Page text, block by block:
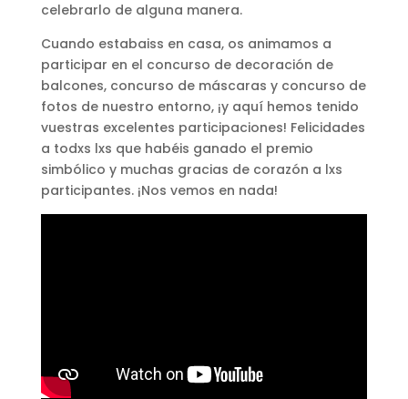
celebrarlo de alguna manera.
Cuando estabaiss en casa, os animamos a
participar en el concurso de decoración de
balcones, concurso de máscaras y concurso de
fotos de nuestro entorno, ¡y aquí hemos tenido
vuestras excelentes participaciones! Felicidades
a todxs lxs que habéis ganado el premio
simbólico y muchas gracias de corazón a lxs
participantes. ¡Nos vemos en nada!